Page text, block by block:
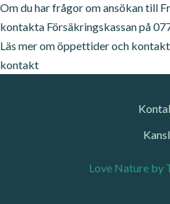
Om du har frågor om ansökan till
kontakta Försäkringskassan på
Läs mer om öppettider och
kontakt
Love Nature by